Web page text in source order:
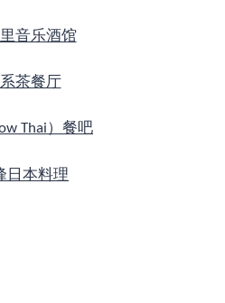
音乐酒馆
茶餐厅
Thai） 餐吧
日本料理